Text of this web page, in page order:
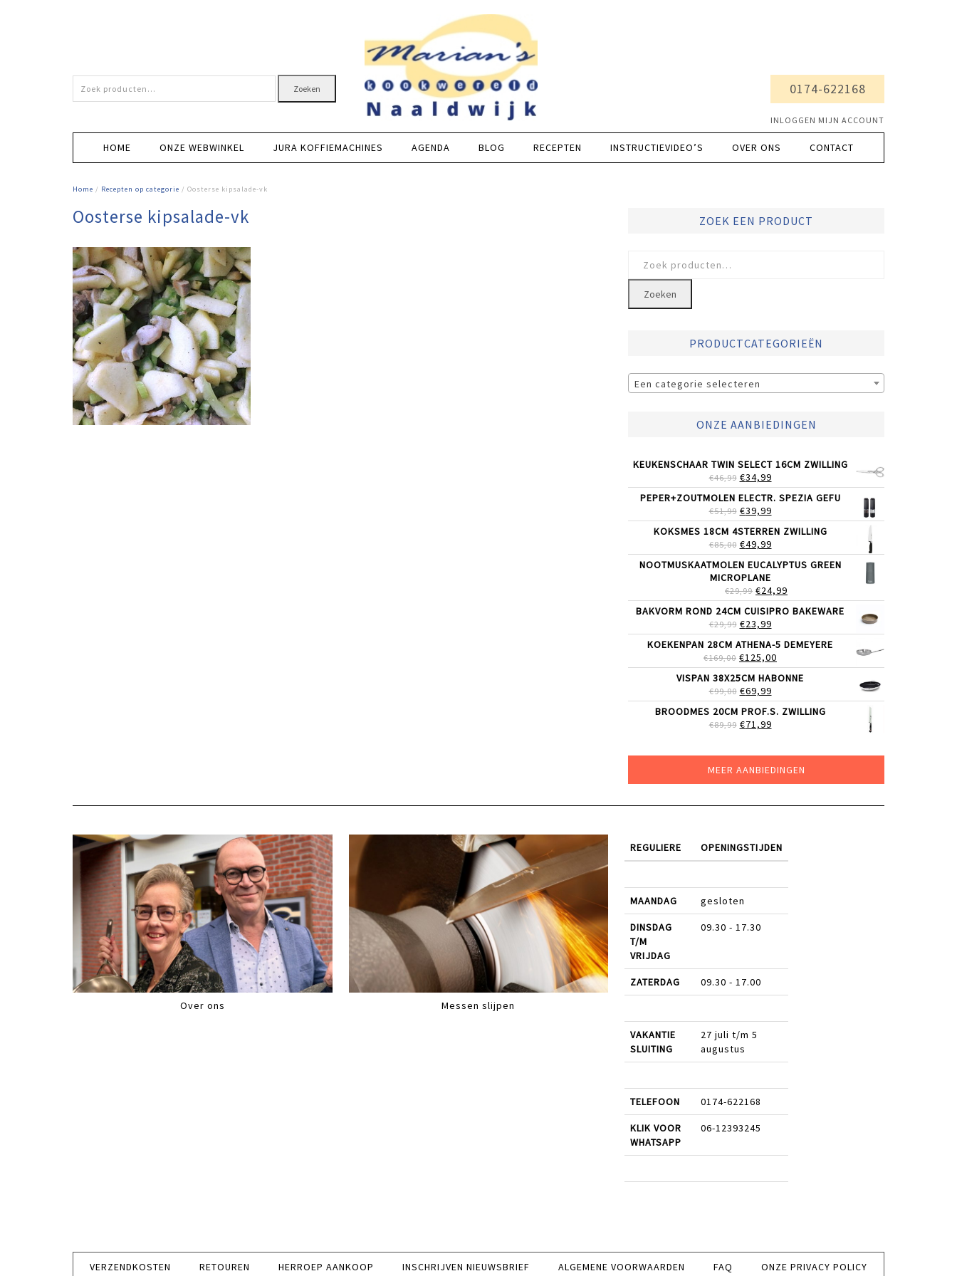
Zoeken
naar:
Zoeken 0174-622168
INLOGGEN MIJN ACCOUNT
HOME ONZE WEBWINKEL JURA KOFFIEMACHINES AGENDA BLOG RECEPTEN INSTRUCTIEVIDEO’S OVER ONS CONTACT
Home / Recepten op categorie / Oosterse kipsalade-vk
Oosterse kipsalade-vk ZOEK EEN PRODUCT
naar:
Zoeken
PRODUCTCATEGORIEËN
Een categorie selecteren
ONZE AANBIEDINGEN
KEUKENSCHAAR TWIN SELECT 16CM ZWILLING
€46,99 OORSPRONKELIJKE
PRIJS
WAS:
€46,99.
€34,99HUIDIGE
PRIJS
IS:
€34,99.
PEPER+ZOUTMOLEN ELECTR. SPEZIA GEFU
€51,99 OORSPRONKELIJKE
PRIJS
WAS:
€51,99.
€39,99HUIDIGE
PRIJS
IS:
€39,99.
KOKSMES 18CM 4STERREN ZWILLING
€85,00 OORSPRONKELIJKE
PRIJS
WAS:
€85,00.
€49,99HUIDIGE
PRIJS
IS:
NOOTMUSKAATMOLEN EUCALYPTUS GREEN
MICROPLANE
€29,99 OORSPRONKELIJKE
PRIJS
WAS:
€29,99.
€24,99
PRIJS
IS:
BAKVORM ROND 24CM CUISIPRO BAKEWARE
€29,99 OORSPRONKELIJKE
PRIJS
WAS:
€29,99.
€23,99HUIDIGE
PRIJS
IS:
€23,99.
KOEKENPAN 28CM ATHENA-5 DEMEYERE
€169,00 OORSPRONKELIJKE
PRIJS
WAS:
€169,00.
€125,00
PRIJS
IS:
VISPAN 38X25CM HABONNE
€99,00 OORSPRONKELIJKE
PRIJS
WAS:
€99,00.
€69,99HUIDIGE
PRIJS
IS:
€69,99.
BROODMES 20CM PROF.S. ZWILLING
€89,99 OORSPRONKELIJKE
€71,99HUIDIGE
MEER AANBIEDINGEN
Over ons Messen slijpen
REGULIERE OPENINGSTIJDEN
MAANDAG gesloten
DINSDAG
T/M
VRIJDAG
09.30 - 17.30
ZATERDAG 09.30 - 17.00
VAKANTIE
SLUITING
27 juli t/m 5
augustus
TELEFOON 0174-622168
KLIK VOOR
WHATSAPP
06-12393245
VERZENDKOSTEN RETOUREN HERROEP AANKOOP INSCHRIJVEN NIEUWSBRIEF ALGEMENE VOORWAARDEN FAQ ONZE PRIVACY POLICY